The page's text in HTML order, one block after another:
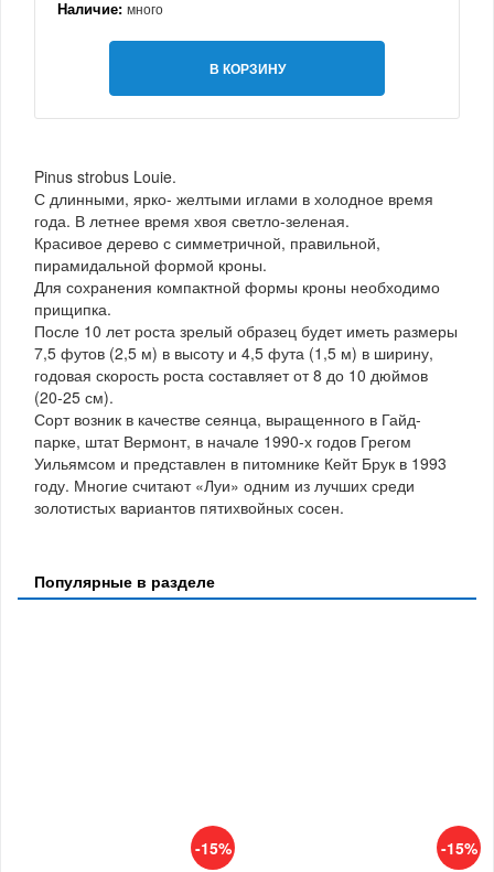
Наличие: много
В КОРЗИНУ
Pinus strobus Louie.
С длинными, ярко- желтыми иглами в холодное время
года. В летнее время хвоя светло-зеленая.
Красивое дерево с симметричной, правильной,
пирамидальной формой кроны.
Для сохранения компактной формы кроны необходимо
прищипка.
После 10 лет роста зрелый образец будет иметь размеры
7,5 футов (2,5 м) в высоту и 4,5 фута (1,5 м) в ширину,
годовая скорость роста составляет от 8 до 10 дюймов
(20-25 см).
Сорт возник в качестве сеянца, выращенного в Гайд-
парке, штат Вермонт, в начале 1990-х годов Грегом
Уильямсом и представлен в питомнике Кейт Брук в 1993
году. Многие считают «Луи» одним из лучших среди
золотистых вариантов пятихвойных сосен.
Популярные в разделе
-15% -15%